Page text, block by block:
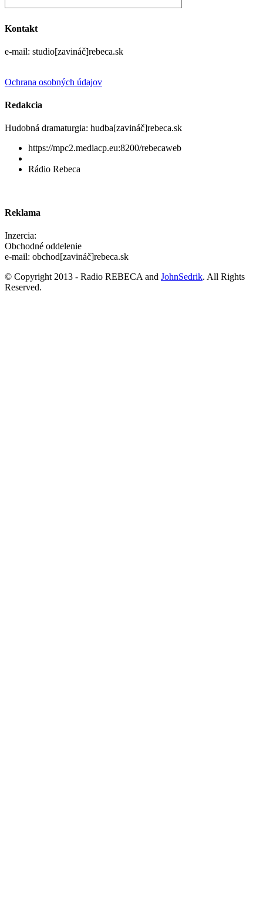
Kontakt
e-mail: studio[zavináč]rebeca.sk
Ochrana osobných údajov
Redakcia
Hudobná dramaturgia: hudba[zavináč]rebeca.sk
https://mpc2.mediacp.eu:8200/rebecaweb
Rádio Rebeca
Reklama
Inzercia:
Obchodné oddelenie
e-mail: obchod[zavináč]rebeca.sk
© Copyright 2013 - Radio REBECA and JohnSedrik. All Rights
Reserved.